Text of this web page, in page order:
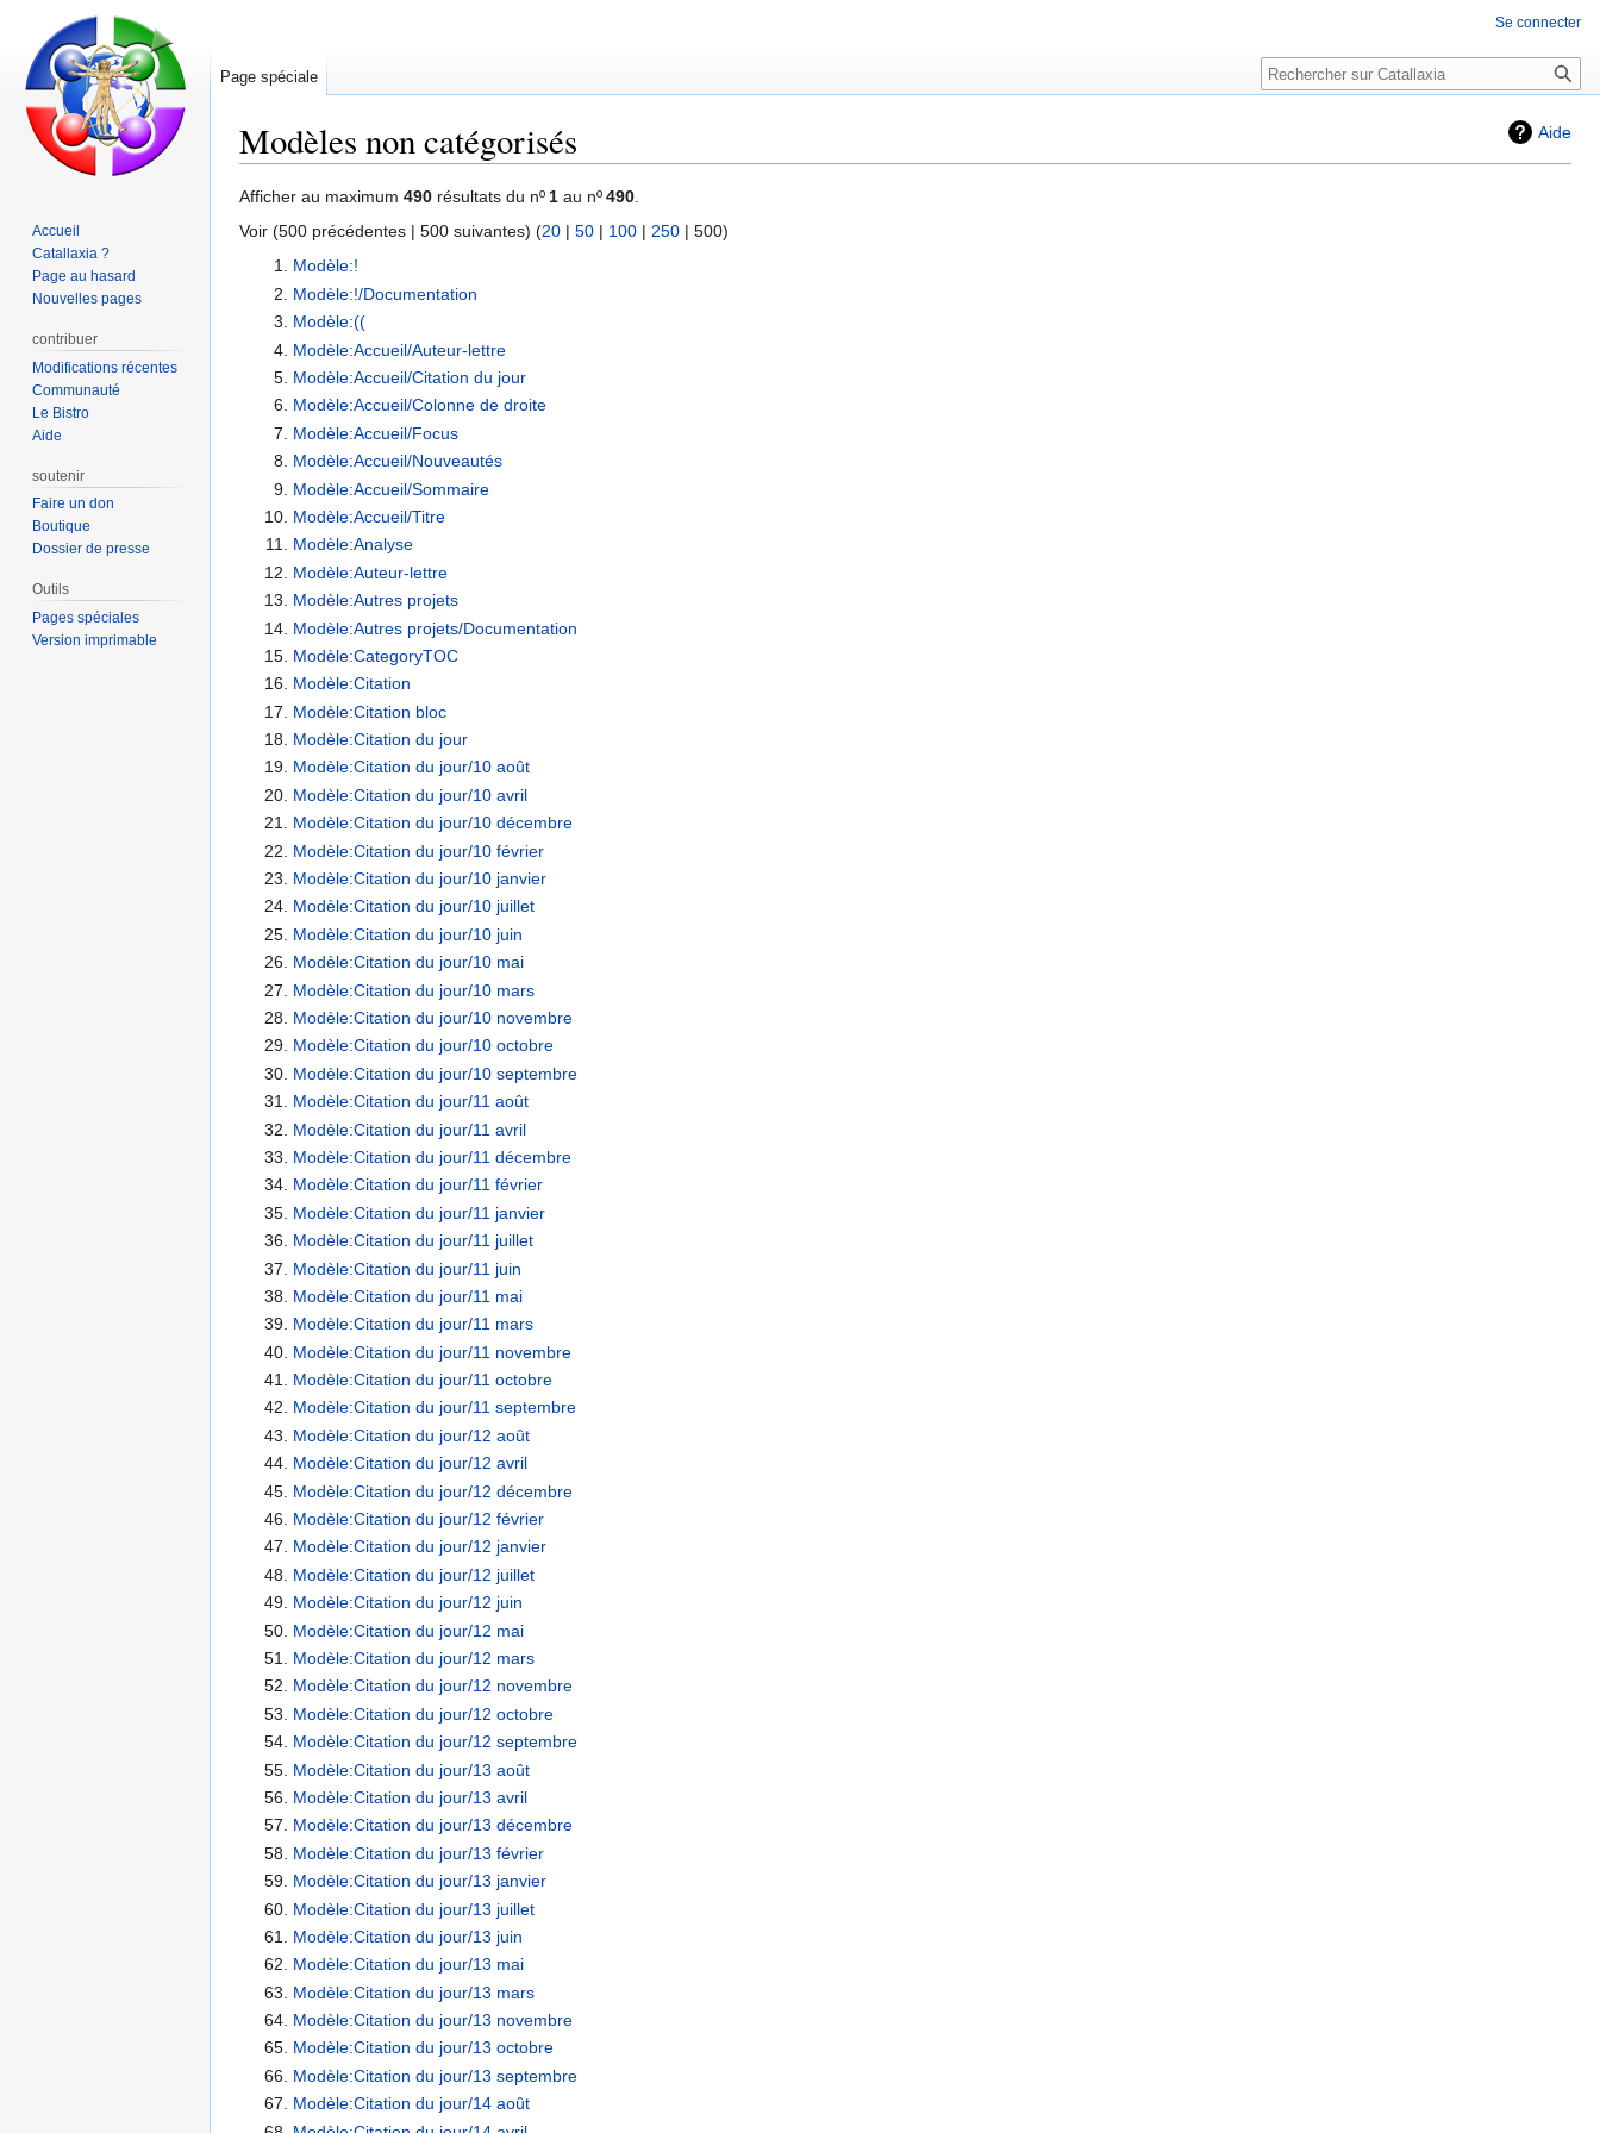
Aide
Modèles non catégorisés
Aller
à
navigation
Aller
à
recherche
Afficher au maximum 490 résultats du nº1 au nº490.
Voir (500 précédentes | 500 suivantes) (20 | 50 | 100 | 250 | 500)
Modèle:!
Modèle:!/Documentation
Modèle:((
Modèle:Accueil/Auteur-lettre
Modèle:Accueil/Citation du jour
Modèle:Accueil/Colonne de droite
Modèle:Accueil/Focus
Modèle:Accueil/Nouveautés
Modèle:Accueil/Sommaire
Modèle:Accueil/Titre
Modèle:Analyse
Modèle:Auteur-lettre
Modèle:Autres projets
Modèle:Autres projets/Documentation
Modèle:CategoryTOC
Modèle:Citation
Modèle:Citation bloc
Modèle:Citation du jour
Modèle:Citation du jour/10 août
Modèle:Citation du jour/10 avril
Modèle:Citation du jour/10 décembre
Modèle:Citation du jour/10 février
Modèle:Citation du jour/10 janvier
Modèle:Citation du jour/10 juillet
Modèle:Citation du jour/10 juin
Modèle:Citation du jour/10 mai
Modèle:Citation du jour/10 mars
Modèle:Citation du jour/10 novembre
Modèle:Citation du jour/10 octobre
Modèle:Citation du jour/10 septembre
Modèle:Citation du jour/11 août
Modèle:Citation du jour/11 avril
Modèle:Citation du jour/11 décembre
Modèle:Citation du jour/11 février
Modèle:Citation du jour/11 janvier
Modèle:Citation du jour/11 juillet
Modèle:Citation du jour/11 juin
Modèle:Citation du jour/11 mai
Modèle:Citation du jour/11 mars
Modèle:Citation du jour/11 novembre
Modèle:Citation du jour/11 octobre
Modèle:Citation du jour/11 septembre
Modèle:Citation du jour/12 août
Modèle:Citation du jour/12 avril
Modèle:Citation du jour/12 décembre
Modèle:Citation du jour/12 février
Modèle:Citation du jour/12 janvier
Modèle:Citation du jour/12 juillet
Modèle:Citation du jour/12 juin
Modèle:Citation du jour/12 mai
Modèle:Citation du jour/12 mars
Modèle:Citation du jour/12 novembre
Modèle:Citation du jour/12 octobre
Modèle:Citation du jour/12 septembre
Modèle:Citation du jour/13 août
Modèle:Citation du jour/13 avril
Modèle:Citation du jour/13 décembre
Modèle:Citation du jour/13 février
Modèle:Citation du jour/13 janvier
Modèle:Citation du jour/13 juillet
Modèle:Citation du jour/13 juin
Modèle:Citation du jour/13 mai
Modèle:Citation du jour/13 mars
Modèle:Citation du jour/13 novembre
Modèle:Citation du jour/13 octobre
Modèle:Citation du jour/13 septembre
Modèle:Citation du jour/14 août
Se connecter
Page spéciale Rechercher
Accueil
Catallaxia ?
Page au hasard
Nouvelles pages
contribuer
Modifications récentes
Communauté
Le Bistro
Aide
soutenir
Faire un don
Boutique
Dossier de presse
Outils
Pages spéciales
Version imprimable